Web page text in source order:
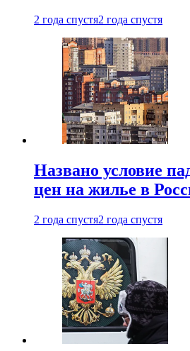
2 года спустя2 года спустя
Названо условие
цен на жилье в
2 года спустя2 года спустя